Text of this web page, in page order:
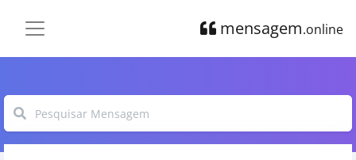
mensagem.online